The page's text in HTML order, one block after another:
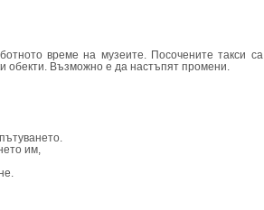
време на музеите. Посочените такси са
обекти. Възможно е да настъпят промени.
им,